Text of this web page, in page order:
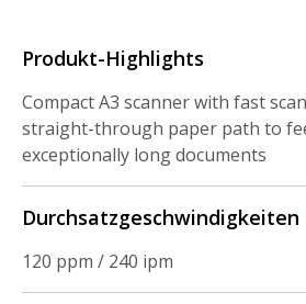
Produkt-Highlights
Compact A3 scanner with fast
straight-through paper path to
exceptionally long documents
Durchsatzgeschwindigkeiten
120 ppm / 240 ipm